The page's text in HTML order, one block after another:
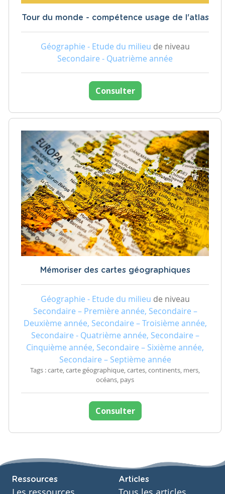
Tour du monde - compétence usage de l'atlas
Géographie - Etude du milieu de niveau
Secondaire - Quatrième année
Consulter
Mémoriser des cartes géographiques
Géographie - Etude du milieu de niveau
Secondaire – Première année, Secondaire –
Deuxième année, Secondaire – Troisième année,
Secondaire - Quatrième année, Secondaire –
Cinquième année, Secondaire – Sixième année,
Secondaire – Septième année
Tags : carte, carte géographique, cartes, continents, mers,
océans, pays
Consulter
Ressources Articles